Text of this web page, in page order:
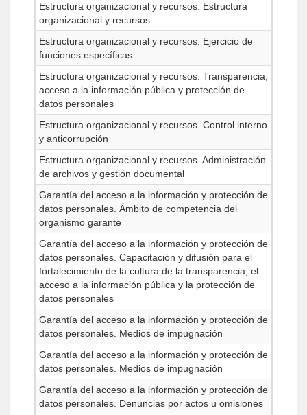
Estructura organizacional y recursos. Estructura
organizacional y recursos
Estructura organizacional y recursos. Ejercicio de
funciones específicas
Estructura organizacional y recursos. Transparencia,
acceso a la información pública y protección de
datos personales
Estructura organizacional y recursos. Control interno
y anticorrupción
Estructura organizacional y recursos. Administración
de archivos y gestión documental
Garantía del acceso a la información y protección de
datos personales. Ámbito de competencia del
organismo garante
Garantía del acceso a la información y protección de
datos personales. Capacitación y difusión para el
fortalecimiento de la cultura de la transparencia, el
acceso a la información pública y la protección de
datos personales
Garantía del acceso a la información y protección de
datos personales. Medios de impugnación
Garantía del acceso a la información y protección de
datos personales. Medios de impugnación
Garantía del acceso a la información y protección de
datos personales. Denuncias por actos u omisiones